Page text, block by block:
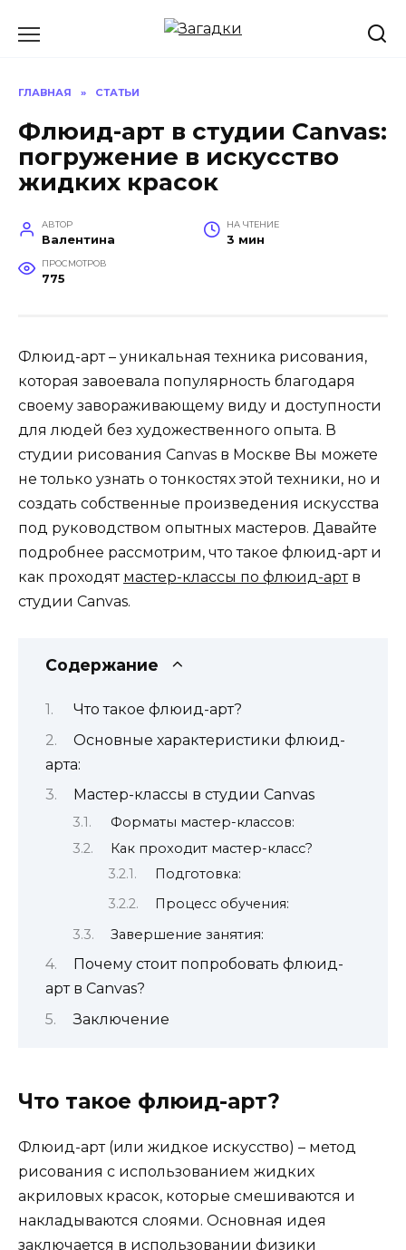
ГЛАВНАЯ » СТАТЬИ
Флюид-арт в студии Canvas:
погружение в искусство
жидких красок
АВТОР
Валентина
НА ЧТЕНИЕ
3 мин
ПРОСМОТРОВ
775
Флюид-арт – уникальная техника рисования,
которая завоевала популярность благодаря
своему завораживающему виду и доступности
для людей без художественного опыта. В
студии рисования Canvas в Москве Вы можете
не только узнать о тонкостях этой техники, но и
создать собственные произведения искусства
под руководством опытных мастеров. Давайте
подробнее рассмотрим, что такое флюид-арт и
как проходят мастер-классы по флюид-артв
студии Canvas.
Содержание
Что такое флюид-арт?
Основные характеристики флюид-
арта:
Мастер-классы в студии Canvas
Форматы мастер-классов:
Как проходит мастер-класс?
Подготовка:
Процесс обучения:
Завершение занятия:
Почему стоит попробовать флюид-
арт в Canvas?
Заключение
Что такое флюид-арт?
Флюид-арт (или жидкое искусство) – метод
рисования с использованием жидких
акриловых красок, которые смешиваются и
накладываются слоями. Основная идея
заключается в использовании физики